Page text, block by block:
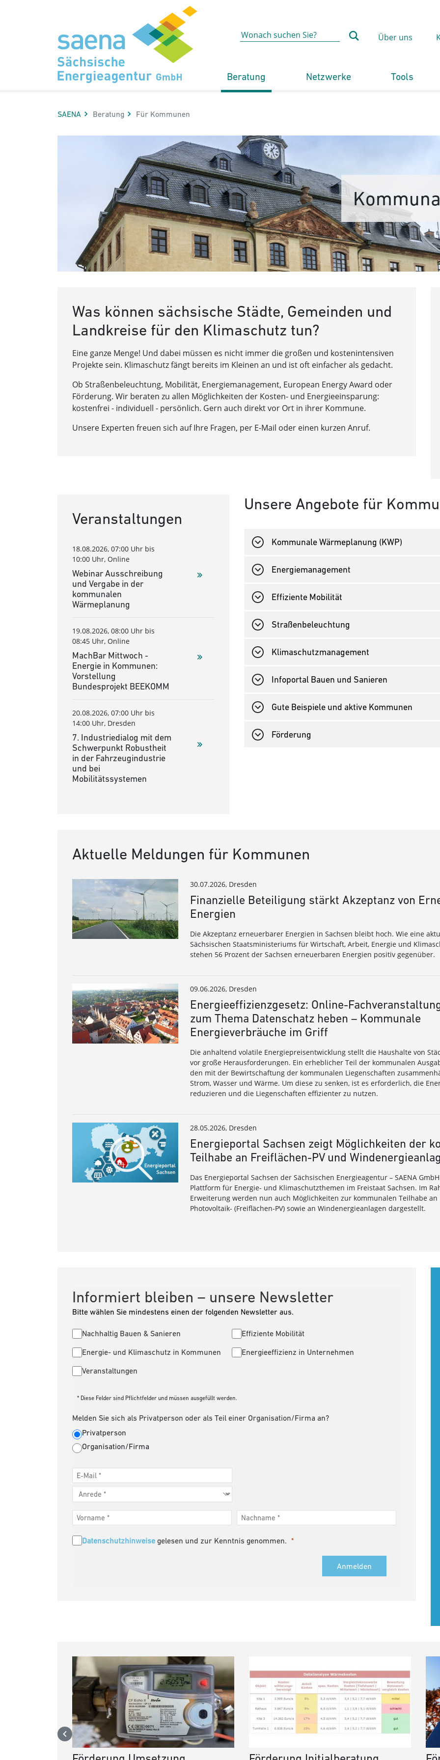
Erweiterte Navigation
Über uns
Beratung Netzwerke Tools
SAENA Beratung Aktuelle Seite:
Für Kommunen
Was können sächsische Städte, Gemeinden und
Landkreise für den Klimaschutz tun?
Eine ganze Menge! Und dabei müssen es nicht immer die großen und kostenintensiven
Projekte sein. Klimaschutz fängt bereits im Kleinen an und ist oft einfacher als gedacht.
Ob Straßenbeleuchtung, Mobilität, Energiemanagement, European Energy Award oder
Förderung. Wir beraten zu allen Möglichkeiten der Kosten- und Energieeinsparung:
kostenfrei - individuell - persönlich. Gern auch direkt vor Ort in ihrer Kommune.
Unsere Experten freuen sich auf Ihre Fragen, per E-Mail oder einen kurzen Anruf.
Veranstaltungen
18.08.2026, 07:00 Uhr bis
10:00 Uhr, Online
Webinar Ausschreibung
und Vergabe in der
kommunalen
Wärmeplanung
19.08.2026, 08:00 Uhr bis
08:45 Uhr, Online
MachBar Mittwoch -
Energie in Kommunen:
Vorstellung
Bundesprojekt BEEKOMM
20.08.2026, 07:00 Uhr bis
14:00 Uhr, Dresden
7. Industriedialog mit dem
Schwerpunkt Robustheit
in der Fahrzeugindustrie
und bei
Mobilitätssystemen
Unsere Angebote für
Kommunale Wärmeplanung (KWP)
Energiemanagement
Effiziente Mobilität
Straßenbeleuchtung
Klimaschutzmanagement
Infoportal Bauen und Sanieren
Gute Beispiele und aktive Kommunen
Förderung
Aktuelle Meldungen für Kommunen
30.07.2026, Dresden
Finanzielle Beteiligung stärkt Akzeptanz von
Energien
Die Akzeptanz erneuerbarer Energien in Sachsen bleibt hoch. Wie eine
Sächsischen Staatsministeriums für Wirtschaft, Arbeit, Energie und
stehen 56 Prozent der Sachsen erneuerbaren Energien positiv gegenüber.
09.06.2026, Dresden
Energieeffizienzgesetz: Online-
zum Thema Datenschatz heben – Kommunale
Energieverbräuche im Griff
Die anhaltend volatile Energiepreisentwicklung stellt die Haushalte von
vor große Herausforderungen. Ein erheblicher Teil der kommunalen
den mit der Bewirtschaftung der kommunalen Liegenschaften
Strom, Wasser und Wärme. Um diese zu senken, ist es erforderlich, die
reduzieren und die Liegenschaften effizienter zu nutzen.
28.05.2026, Dresden
Energieportal Sachsen zeigt Möglichkeiten der
Teilhabe an Freiflächen-PV und
Das Energieportal Sachsen der Sächsischen Energieagentur – SAENA
Plattform für Energie- und Klimaschutzthemen im Freistaat Sachsen. Im
Erweiterung werden nun auch Möglichkeiten zur kommunalen Teilhabe an
Photovoltaik- (Freiflächen-PV) sowie an Windenergieanlagen dargestellt.
Informiert bleiben – unsere Newsletter
Bitte wählen Sie mindestens einen der folgenden Newsletter aus.
Nachhaltig Bauen & Sanieren
Energie- und Klimaschutz in Kommunen
Veranstaltungen
Effiziente Mobilität
Energieeffizienz in Unternehmen
* Diese Felder sind Pflichtfelder und müssen ausgefüllt werden.
Melden Sie sich als Privatperson oder als Teil einer Organisation/Firma an?
Privatperson
Organisation/Firma
Datenschutzhinweise gelesen und zur Kenntnis genommen.
Anmelden